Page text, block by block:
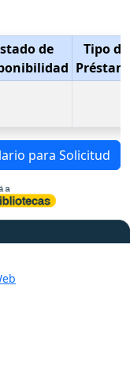
de
Tipo de
para Solicitud